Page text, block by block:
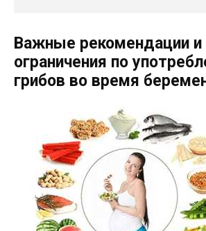
Важные рекомендации и
ограничения по
грибов во время